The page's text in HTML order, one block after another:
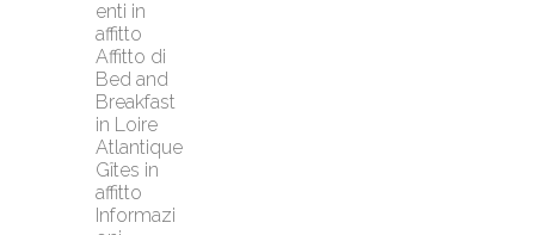
enti in
affitto
Affitto di
Bed and
Breakfast
in Loire
Atlantique
Gîtes in
affitto
Informazi